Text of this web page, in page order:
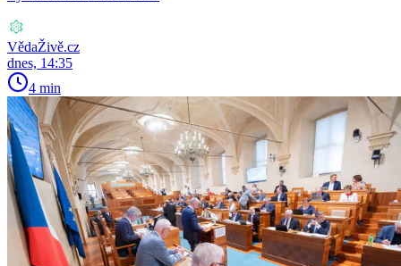
VědaŽivě.cz
dnes, 14:35
4 min